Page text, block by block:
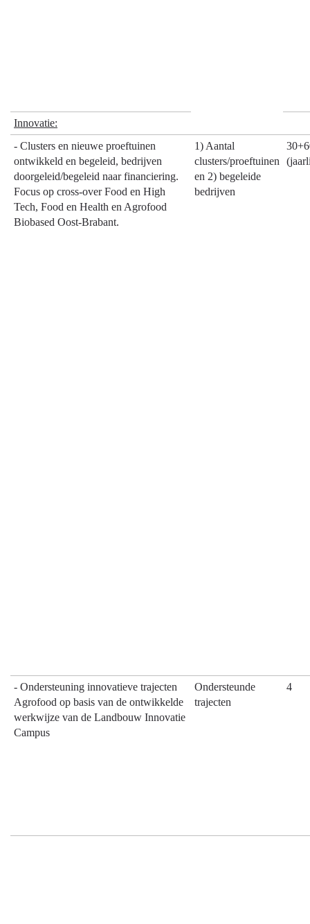
Innovatie:
- Clusters en nieuwe proeftuinen
ontwikkeld en begeleid, bedrijven
doorgeleid/begeleid naar financiering.
Focus op cross-over Food en High
Tech, Food en Health en Agrofood
Biobased Oost-Brabant.
1) Aantal
clusters/proeftuinen
en 2) begeleide
bedrijven
- Ondersteuning innovatieve trajecten
Agrofood op basis van de ontwikkelde
werkwijze van de Landbouw Innovatie
Campus
Ondersteunde
trajecten
4